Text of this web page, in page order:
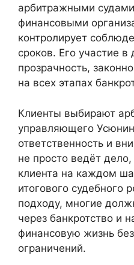
арбитражными
финансовыми
контролирует
сроков. Его участие
прозрачность,
на всех этапах
Клиенты выбирают
управляющего
ответственность и
не просто ведёт
клиента на каждом
итогового судебного
подходу, многие
через банкротство и
финансовую жизнь
ограничений.